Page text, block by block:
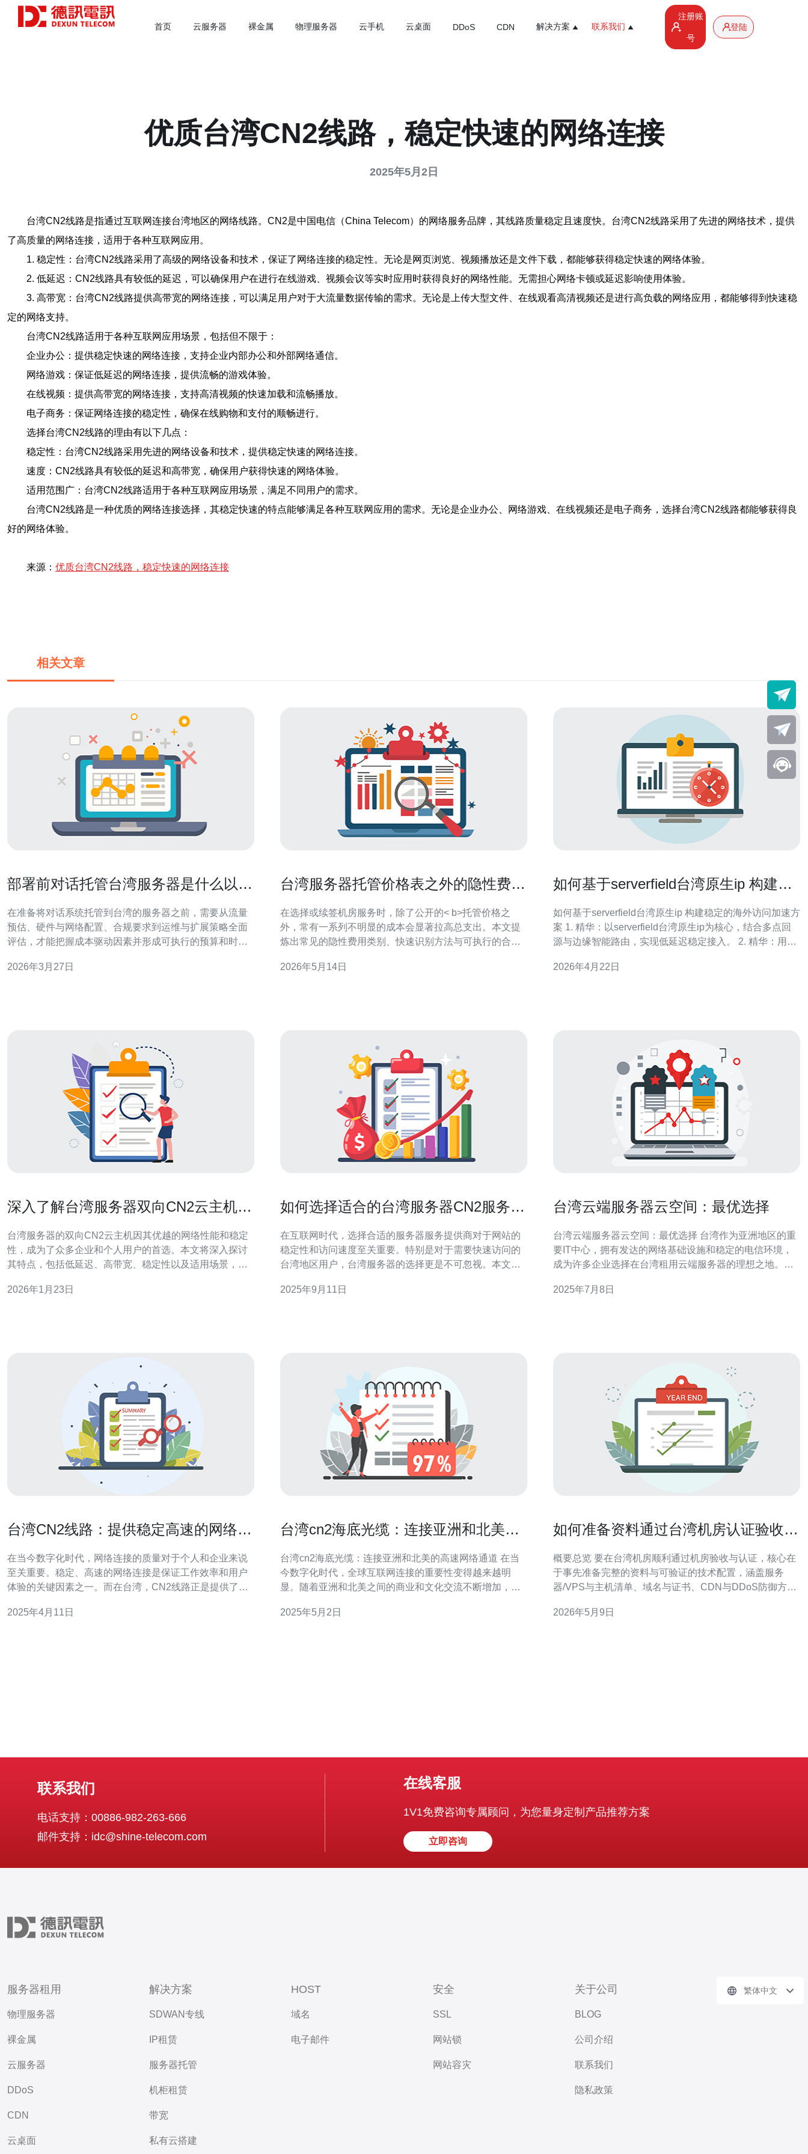
首页 云服务器 裸金属 物理服务器 云手机 云桌面 DDoS CDN 解决方案 联系我们
注册账
号
登陆
优质台湾CN2线路，稳定快速的网络连接
2025年5月2日
台湾CN2线路是指通过互联网连接台湾地区的网络线路。CN2是中国电信（China Telecom）的网络服务品牌，其线路质量稳定且速度快。台湾CN2线路采用了先进的网络技术，提供
了高质量的网络连接，适用于各种互联网应用。
1. 稳定性：台湾CN2线路采用了高级的网络设备和技术，保证了网络连接的稳定性。无论是网页浏览、视频播放还是文件下载，都能够获得稳定快速的网络体验。
2. 低延迟：CN2线路具有较低的延迟，可以确保用户在进行在线游戏、视频会议等实时应用时获得良好的网络性能。无需担心网络卡顿或延迟影响使用体验。
3. 高带宽：台湾CN2线路提供高带宽的网络连接，可以满足用户对于大流量数据传输的需求。无论是上传大型文件、在线观看高清视频还是进行高负载的网络应用，都能够得到快速稳
定的网络支持。
台湾CN2线路适用于各种互联网应用场景，包括但不限于：
企业办公：提供稳定快速的网络连接，支持企业内部办公和外部网络通信。
网络游戏：保证低延迟的网络连接，提供流畅的游戏体验。
在线视频：提供高带宽的网络连接，支持高清视频的快速加载和流畅播放。
电子商务：保证网络连接的稳定性，确保在线购物和支付的顺畅进行。
选择台湾CN2线路的理由有以下几点：
稳定性：台湾CN2线路采用先进的网络设备和技术，提供稳定快速的网络连接。
速度：CN2线路具有较低的延迟和高带宽，确保用户获得快速的网络体验。
适用范围广：台湾CN2线路适用于各种互联网应用场景，满足不同用户的需求。
台湾CN2线路是一种优质的网络连接选择，其稳定快速的特点能够满足各种互联网应用的需求。无论是企业办公、网络游戏、在线视频还是电子商务，选择台湾CN2线路都能够获得良
好的网络体验。
来源： 优质台湾CN2线路，稳定快速的网络连接
相关文章
部署前对话托管台湾服务器是什么以便
在准备将对话系统托管到台湾的服务器之前，需要从流量
预估、硬件与网络配置、合规要求到运维与扩展策略全面
评估，才能把握成本驱动因素并形成可执行的预算和时间
全考量、成本构成与制定预算的实务步骤，帮助技术与采
2026年3月27日
台湾服务器托管价格表之外的隐性费用
在选择或续签机房服务时，除了公开的< b>托管价格之
外，常有一系列不明显的成本会显著拉高总支出。本文提
炼出常见的隐性费用类别、快速识别方法与可执行的合同
决策。 有哪些常见的隐性费用需要注意? 常见项目包括：
2026年5月14日
如何基于serverfield台湾原生ip 构建稳
如何基于serverfield台湾原生ip 构建稳定的海外访问加速方
案 1. 精华：以serverfield台湾原生ip为核心，结合多点回
源与边缘智能路由，实现低延迟稳定接入。 2. 精华：用多
链路加密保障数据与合规。 3. 精华：监控+自动化告警+故
2026年4月22日
深入了解台湾服务器双向CN2云主机的
台湾服务器的双向CN2云主机因其优越的网络性能和稳定
性，成为了众多企业和个人用户的首选。本文将深入探讨
其特点，包括低延迟、高带宽、稳定性以及适用场景，同
是关键 在网络技术的发展中，延迟一直是影响用户体验的
2026年1月23日
如何选择适合的台湾服务器CN2服务提
在互联网时代，选择合适的服务器服务提供商对于网站的
稳定性和访问速度至关重要。特别是对于需要快速访问的
台湾地区用户，台湾服务器的选择更是不可忽视。本文将
素，帮助您做出明智的决策。 为什么选择台湾服务器
2025年9月11日
台湾云端服务器云空间：最优选择
台湾云端服务器云空间：最优选择 台湾作为亚洲地区的重
要IT中心，拥有发达的网络基础设施和稳定的电信环境，
成为许多企业选择在台湾租用云端服务器的理想之地。台
户提供高效的云空间服务。 随着互联网的迅速发展，云空
2025年7月8日
台湾CN2线路：提供稳定高速的网络连
在当今数字化时代，网络连接的质量对于个人和企业来说
至关重要。稳定、高速的网络连接是保证工作效率和用户
体验的关键因素之一。而在台湾，CN2线路正是提供了这
际专线，是中国电信在全球建设的高速、稳定的网络连接
2025年4月11日
台湾cn2海底光缆：连接亚洲和北美的
台湾cn2海底光缆：连接亚洲和北美的高速网络通道 在当
今数字化时代，全球互联网连接的重要性变得越来越明
显。随着亚洲和北美之间的商业和文化交流不断增加，高
底光缆应运而生，为亚洲和北美之间提供了一个快速、可
2025年5月2日
如何准备资料通过台湾机房认证验收评
概要总览 要在台湾机房顺利通过机房验收与认证，核心在
于事先准备完整的资料与可验证的技术配置，涵盖服务
器/VPS与主机清单、域名与证书、CDN与DDoS防御方
过提前自检、模拟测试、以及选择有经验的服务商（推荐
2026年5月9日
联系我们
电话支持：00886-982-263-666
邮件支持：idc@shine-telecom.com
在线客服
1V1免费咨询专属顾问，为您量身定制产品推荐方案
立即咨询
服务器租用
物理服务器
裸金属
云服务器
DDoS
CDN
云桌面
解决方案
SDWAN专线
IP租赁
服务器托管
机柜租赁
带宽
私有云搭建
HOST
域名
电子邮件
安全
SSL
网站锁
网站容灾
关于公司
BLOG
公司介绍
联系我们
隐私政策
繁体中文